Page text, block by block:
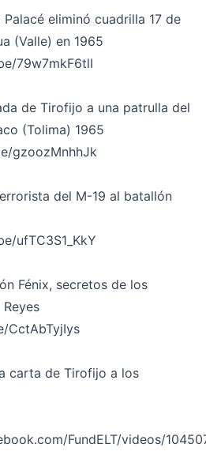
Palacé eliminó cuadrilla 17 de
(Valle) en 1965
79w7mkF6tlI
de Tirofijo a una patrulla del
(Tolima) 1965
gzoozMnhhJk
del M-19 al batallón
ufTC3S1_KkY
Fénix, secretos de los
CctAbTyjIys
carta de Tirofijo a los
FundELT/videos/